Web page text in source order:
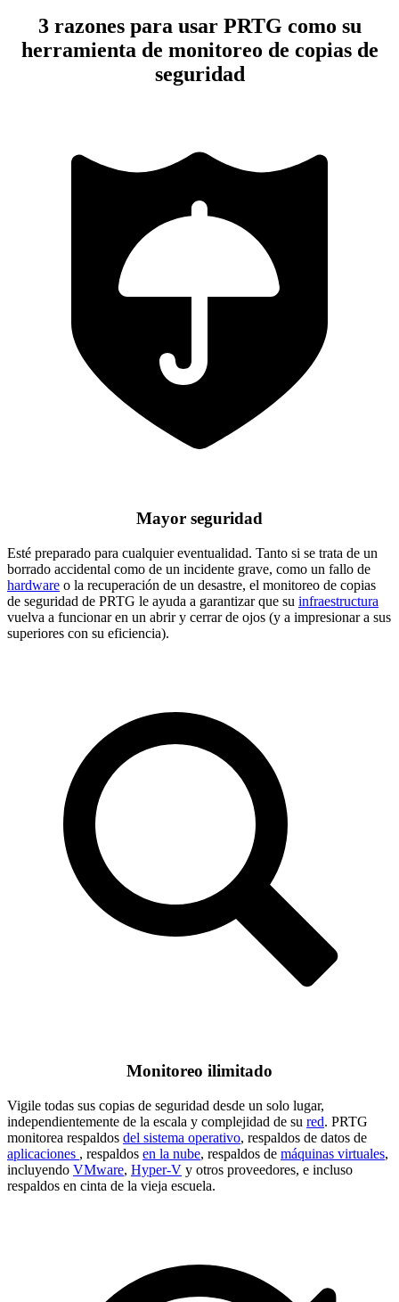
3 razones para usar PRTG como su
herramienta de monitoreo de copias de
seguridad
Mayor seguridad
Esté preparado para cualquier eventualidad. Tanto si se trata de un
borrado accidental como de un incidente grave, como un fallo de
hardware o la recuperación de un desastre, el monitoreo de copias
de seguridad de PRTG le ayuda a garantizar que su infraestructura
vuelva a funcionar en un abrir y cerrar de ojos (y a impresionar a sus
superiores con su eficiencia).
Monitoreo ilimitado
Vigile todas sus copias de seguridad desde un solo lugar,
independientemente de la escala y complejidad de su red. PRTG
monitorea respaldos del sistema operativo, respaldos de datos de
aplicaciones , respaldos en la nube, respaldos de máquinas virtuales,
incluyendo VMware, Hyper-V y otros proveedores, e incluso
respaldos en cinta de la vieja escuela.